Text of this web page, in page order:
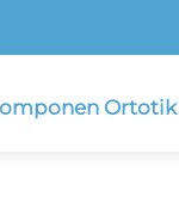
Ortotik